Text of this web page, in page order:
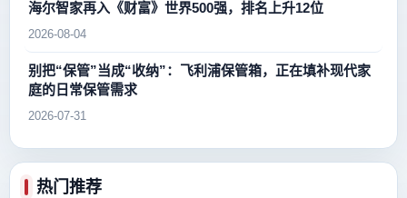
海尔智家再入《财富》世界500强，排名上升12位
2026-08-04
别把“保管”当成“收纳”：飞利浦保管箱，正在填补现代家
庭的日常保管需求
2026-07-31
热门推荐